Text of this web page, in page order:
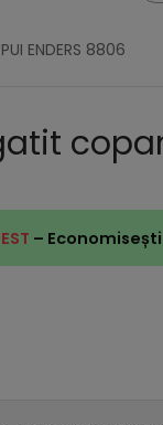
ENDERS 8806
– Economisești